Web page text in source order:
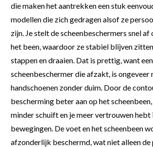
die maken het aantrekken een stuk
modellen die zich gedragen alsof ze
zijn. Je stelt de scheenbeschermers snel af
het been, waardoor ze stabiel blijven
stappen en draaien. Dat is prettig, want een
scheenbeschermer die afzakt, is ongeveer
handschoenen zonder duim. Door de
bescherming beter aan op het
minder schuift en je meer vertrouwen hebt
bewegingen. De voet en het scheenbeen
afzonderlijk beschermd, wat niet alleen de